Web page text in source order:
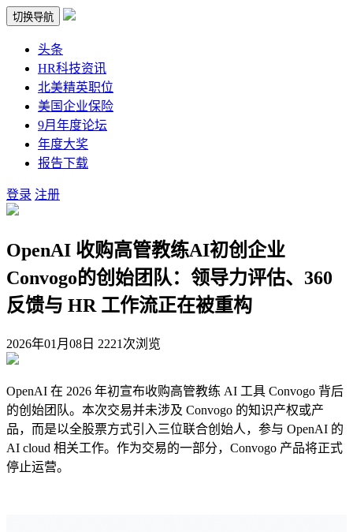
切换导航
头条
HR科技资讯
北美精英职位
美国企业保险
9月年度论坛
年度大奖
报告下载
登录 注册
OpenAI 收购高管教练AI初创企业
Convogo的创始团队：领导力评估、360
反馈与 HR 工作流正在被重构
2026年01月08日 2221次浏览
OpenAI 在 2026 年初宣布收购高管教练 AI 工具 Convogo 背后
的创始团队。本次交易并未涉及 Convogo 的知识产权或产
品，而是以全股票方式引入三位联合创始人，参与 OpenAI 的
AI cloud 相关工作。作为交易的一部分，Convogo 产品将正式
停止运营。